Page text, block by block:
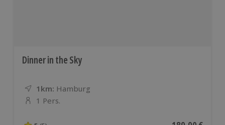
Dinner in the Sky
1km: Entfernung
Standort
Hamburg
Anzahl der Teilnehmer
1 Pers.